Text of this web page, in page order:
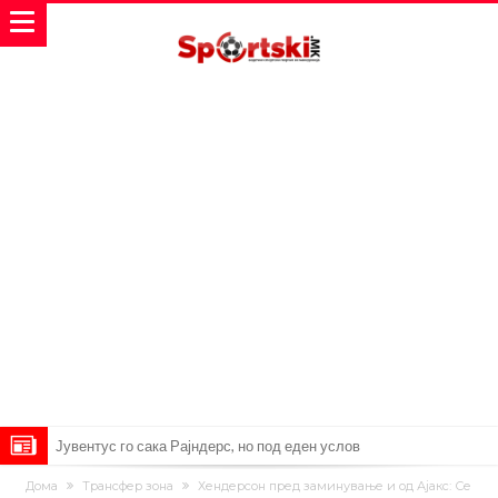
Јувентус го сака Рајндерс, но под еден услов
ПСЖ и Ливерпул имаат доверба дека ќе постигнат договор за
Дома Трансфер зона
Хендерсон пред заминување и од Ајакс: Се